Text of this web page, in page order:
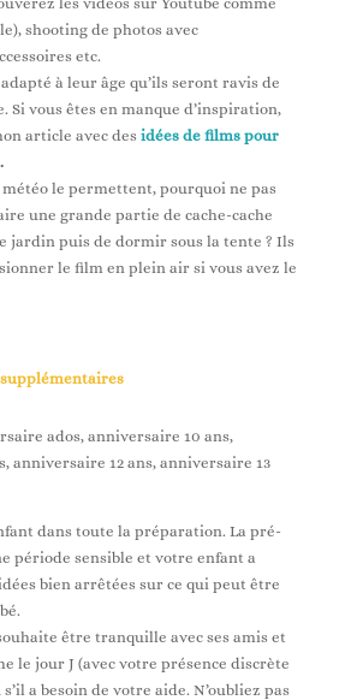
shooting de photos avec
etc.
à leur âge qu’ils seront ravis de
Si vous êtes en manque d’inspiration,
article avec des idées de films pour
.
le permettent, pourquoi ne pas
une grande partie de cache-cache
jardin puis de dormir sous la tente ? Ils
le film en plein air si vous avez le
dans toute la préparation. La pré-
période sensible et votre enfant a
bien arrêtées sur ce qui peut être
être tranquille avec ses amis et
le jour J (avec votre présence discrète
a besoin de votre aide. N’oubliez pas